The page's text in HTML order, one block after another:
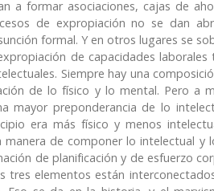
a formar asociaciones, cajas de
de expropiación no se dan
formal. Y en otros lugares se
de capacidades laborales
Siempre hay una
de lo físico y lo mental. Pero a
mayor preponderancia de lo
era más físico y menos
de componer lo intelectual y
de planificación y de esfuerzo
tres elementos están